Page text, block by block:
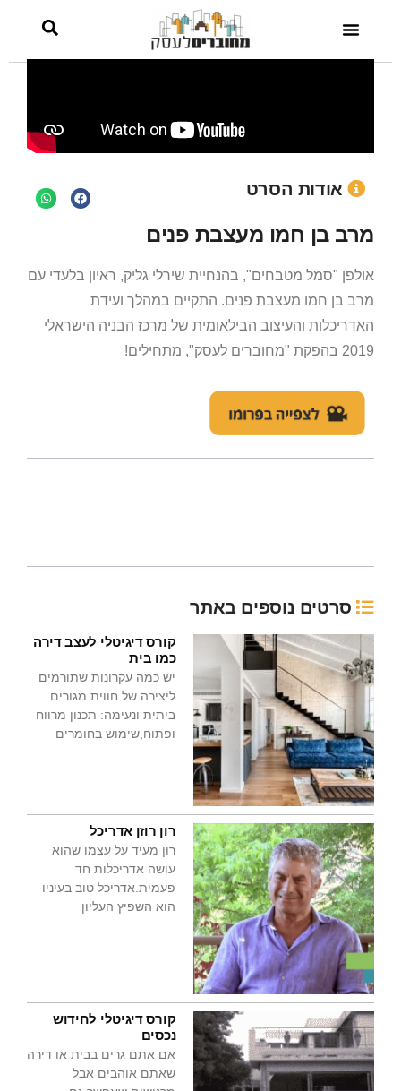
אודות הסרט
מרב בן חמו מעצבת פנים
אולפן "סמל מטבחים", בהנחיית שירלי גליק, ראיון בלעדי עם
מרב בן חמו מעצבת פנים. התקיים במהלך ועידת
האדריכלות והעיצוב הבילאומית של מרכז הבניה הישראלי
2019 בהפקת "מחוברים לעסק", מתחילים!
סרטים נוספים באתר
קורס דיגיטלי לעצב דירה
כמו בית
יש כמה עקרונות שתורמים
ליצירה של חווית מגורים
ביתית ונעימה: תכנון מרווח
ופתוח,שימוש בחומרים
רון רוזן אדריכל
רון מעיד על עצמו שהוא
עושה אדריכלות חד
פעמית.אדריכל טוב בעיניו
הוא השפיץ העליון
קורס דיגיטלי לחידוש
נכסים
אם אתם גרים בבית או דירה
שאתם אוהבים אבל